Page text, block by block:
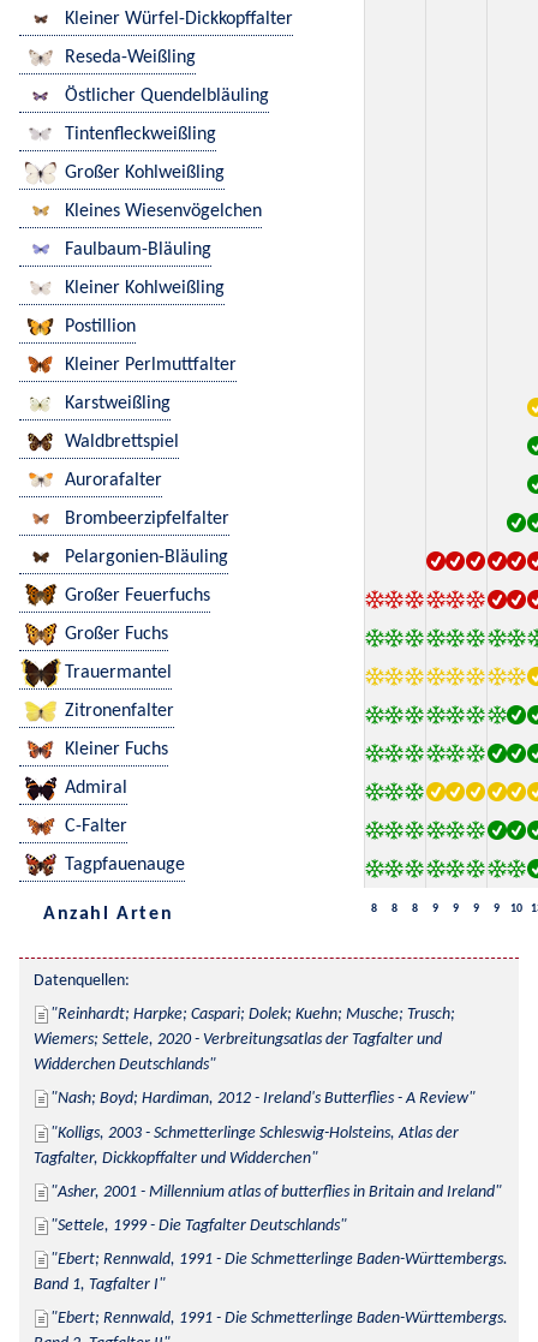
Kleiner Würfel-Dickkopffalter
Reseda-Weißling
Östlicher Quendelbläuling
Tintenfleckweißling
Großer Kohlweißling
Kleines Wiesenvögelchen
Faulbaum-Bläuling
Kleiner Kohlweißling
Postillion
Kleiner Perlmuttfalter
Karstweißling
Waldbrettspiel
Aurorafalter
Brombeerzipfelfalter
Pelargonien-Bläuling
Großer Feuerfuchs
Großer Fuchs
Trauermantel
Zitronenfalter
Kleiner Fuchs
Admiral
C-Falter
Tagpfauenauge
Anzahl Arten 8 8 8 9 9 9 9 10
Datenquellen:
Reinhardt; Harpke; Caspari; Dolek; Kuehn; Musche; Trusch;
Wiemers; Settele, 2020 - Verbreitungsatlas der Tagfalter und
Widderchen Deutschlands
Nash; Boyd; Hardiman, 2012 - Ireland's Butterflies - A Review
Kolligs, 2003 - Schmetterlinge Schleswig-Holsteins, Atlas der
Tagfalter, Dickkopffalter und Widderchen
Asher, 2001 - Millennium atlas of butterflies in Britain and Ireland
Settele, 1999 - Die Tagfalter Deutschlands
Ebert; Rennwald, 1991 - Die Schmetterlinge Baden-Württembergs.
Band 1, Tagfalter I
Ebert; Rennwald, 1991 - Die Schmetterlinge Baden-Württembergs.